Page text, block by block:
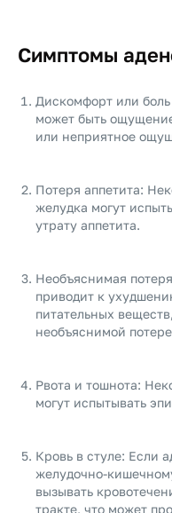
Симптомы
Дискомфорт или
может быть
или неприятное
Потеря аппетита:
желудка могут
утрату аппетита.
Необъяснимая
приводит к
питательных
необъяснимой
Рвота и тошнота:
могут испытывать
Кровь в стуле: Если
желудочно-
вызывать
тракте, что может